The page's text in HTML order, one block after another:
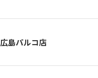
広島パルコ店